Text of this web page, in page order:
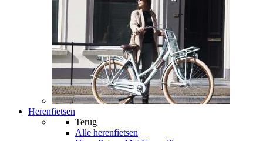
Herenfietsen
Terug
Alle herenfietsen